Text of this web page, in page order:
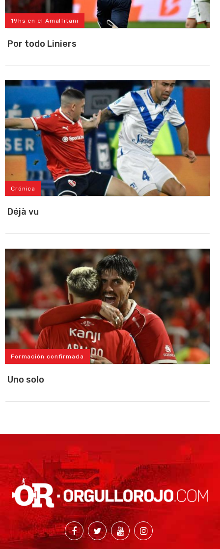
19hs en el Amalfitani
Por todo Liniers
Crónica
Déjà vu
Formación confirmada
Uno solo